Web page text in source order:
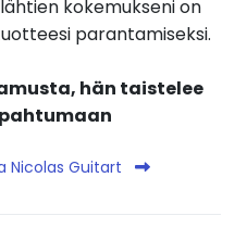
kokemukseni on
parantamiseksi.
hän taistelee
Nicolas Guitart